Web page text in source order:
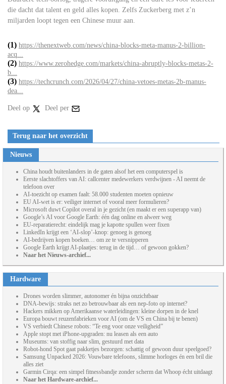
die dacht dat talent en geld alles kopen. Zelfs Zuckerberg met z’n
miljarden loopt tegen een Chinese muur aan.
(1) https://thenextweb.com/news/china-blocks-meta-manus-2-billion-
acq...
(2) https://www.zerohedge.com/markets/china-abruptly-blocks-metas-2-
b...
(3) https://techcrunch.com/2026/04/27/china-vetoes-metas-2b-manus-
dea...
Deel op Deel per
Terug naar het overzicht
Nieuws
China houdt buitenlanders in de gaten alsof het een computerspel is
Eerste slachtoffers van AI: callcenter medewerkers verdwijnen - AI neemt de
telefoon over
AI-toezicht op examen faalt: 58.000 studenten moeten opnieuw
EU AI-wet is er: veiliger internet of vooral meer formulieren?
Microsoft duwt Copilot overal in je gezicht (en maakt er een superapp van)
Google’s AI voor Google Earth: één dag online en alweer weg
EU-reparatierecht: eindelijk mag je kapotte spullen weer fixen
LinkedIn krijgt een ‘AI-slop’-knop: genoeg is genoeg
AI-bedrijven kopen boeken… om ze te versnipperen
Google Earth krijgt AI-plaatjes: terug in de tijd… of gewoon gokken?
Naar het Nieuws-archief...
Hardware
Drones worden slimmer, autonomer én bijna onzichtbaar
DNA-bewijs: straks net zo betrouwbaar als een nep-foto op internet?
Hackers mikken op Amerikaanse waterleidingen: kleine dorpen in de knel
Europa bouwt reuzenfabrieken voor AI (om de VS en China bij te benen)
VS verbiedt Chinese robots: “Te eng voor onze veiligheid”
Apple stopt met iPhone-upgraden: nu leasen als een auto
Museums: van stoffig naar slim, gestuurd met data
Robot-hond Spot gaat pakketjes bezorgen: schattig of gewoon duur speelgoed?
Samsung Unpacked 2026: Vouwbare telefoons, slimme horloges én een bril die
alles ziet
Garmin Cirqa: een simpel fitnessbandje zonder scherm dat Whoop écht uitdaagt
Naar het Hardware-archief...